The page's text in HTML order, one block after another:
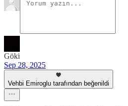
Göki
Sep 28, 2025
Vehbi Emiroglu tarafından beğenildi